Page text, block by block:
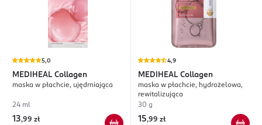
5,0
MEDIHEAL Collagen
maska w płachcie, ujędrniająca
24 ml
13,99 zł
4,9
MEDIHEAL Collagen
maska w płachcie, hydrożelowa,
rewitalizująca
30 g
15,99 zł